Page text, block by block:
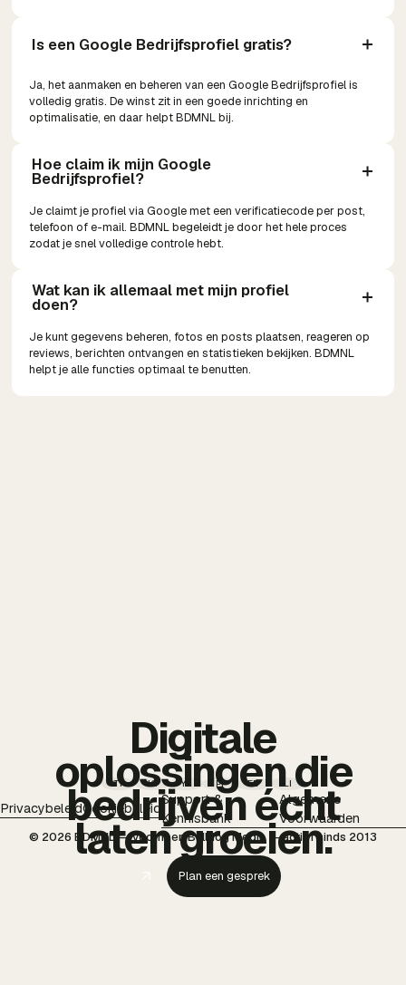
Is een Google Bedrijfsprofiel gratis?
Ja, het aanmaken en beheren van een Google Bedrijfsprofiel is
volledig gratis. De winst zit in een goede inrichting en
optimalisatie, en daar helpt BDMNL bij.
Hoe claim ik mijn Google
Bedrijfsprofiel?
Je claimt je profiel via Google met een verificatiecode per post,
telefoon of e-mail. BDMNL begeleidt je door het hele proces
zodat je snel volledige controle hebt.
Wat kan ik allemaal met mijn profiel
doen?
Je kunt gegevens beheren, fotos en posts plaatsen, reageren op
reviews, berichten ontvangen en statistieken bekijken. BDMNL
helpt je alle functies optimaal te benutten.
TT IG YT PI FB LI
PrivacybeleidCookiebeleid
Support &
Kennisbank
Algemene
Voorwaarden
© 2026 BDMNL — voorheen Bulldog Media — actief sinds 2013
Digitale
oplossingen die
bedrijven écht
laten groeien.
Plan een gesprek